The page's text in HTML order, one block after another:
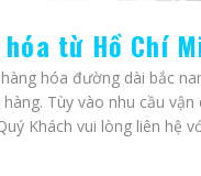
từ Hồ Chí
hóa đường dài bắc
Tùy vào nhu cầu
Khách vui lòng liên hệ